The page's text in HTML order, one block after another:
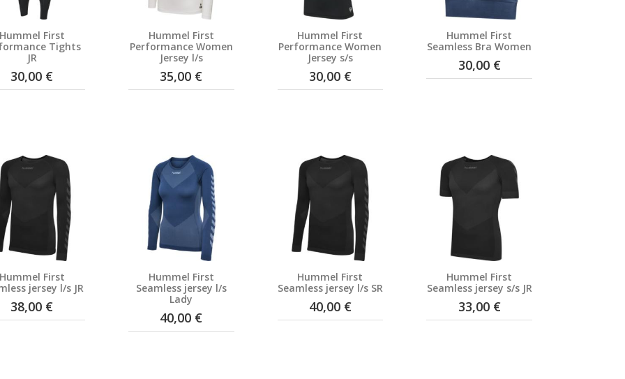
First
Tights
JR
30,00 €
Hummel First
Performance Women
Jersey l/s
35,00 €
Hummel First
Performance Women
Jersey s/s
30,00 €
Hummel First
Seamless Bra Women
30,00 €
First
jersey l/s JR
38,00 €
Hummel First
Seamless jersey l/s
Lady
40,00 €
Hummel First
Seamless jersey l/s SR
40,00 €
Hummel First
Seamless jersey s/s JR
33,00 €